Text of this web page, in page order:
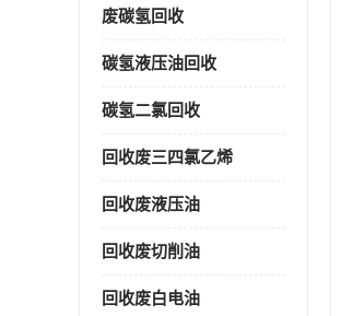
废碳氢回收
碳氢液压油回收
碳氢二氯回收
回收废三四氯乙烯
回收废液压油
回收废切削油
回收废白电油